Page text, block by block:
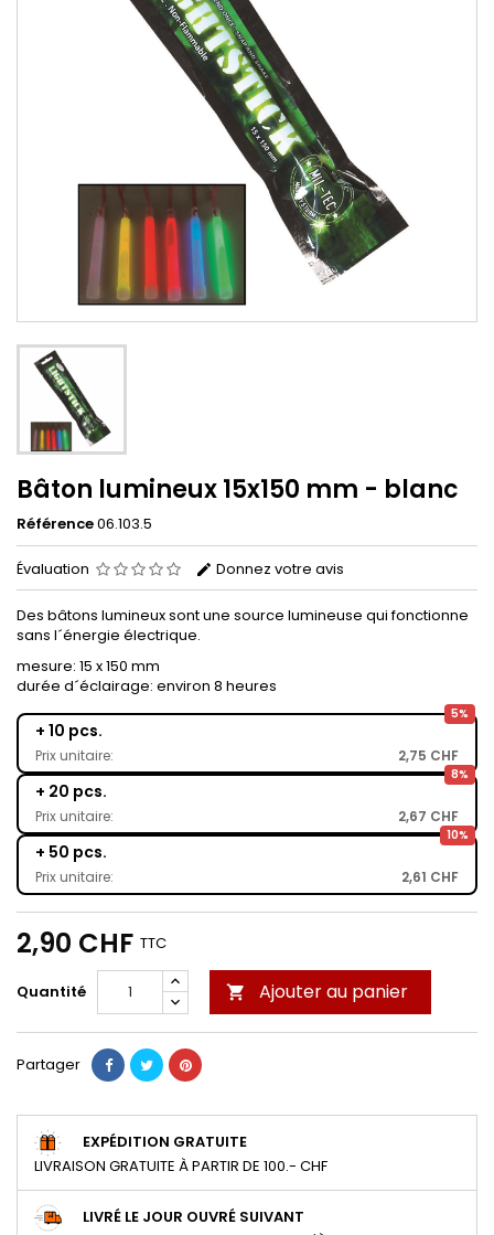
Bâton lumineux 15x150 mm - blanc
Référence06.103.5
Évaluation Donnez votre avis
Des bâtons lumineux sont une source lumineuse qui fonctionne
sans l´énergie électrique.
mesure: 15 x 150 mm
durée d´éclairage: environ 8 heures
5%
+ 10 pcs.
Prix unitaire: 2,75 CHF
8%
+ 20 pcs.
Prix unitaire: 2,67 CHF
10%
+ 50 pcs.
Prix unitaire: 2,61 CHF
2,90 CHF TTC
Quantité  Ajouter au panier
Partager
EXPÉDITION GRATUITE
LIVRAISON GRATUITE À PARTIR DE 100.- CHF
LIVRÉ LE JOUR OUVRÉ SUIVANT